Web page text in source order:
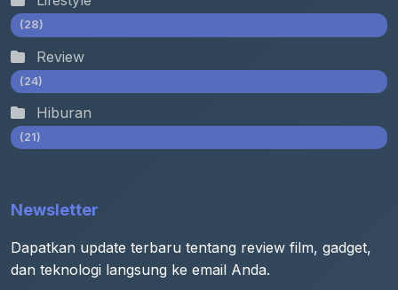
(28)
Review
(24)
Hiburan
(21)
Newsletter
Dapatkan update terbaru tentang review film, gadget,
dan teknologi langsung ke email Anda.